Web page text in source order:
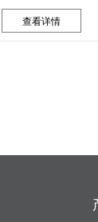
查看详情